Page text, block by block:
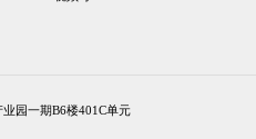
园一期B6楼401C单元